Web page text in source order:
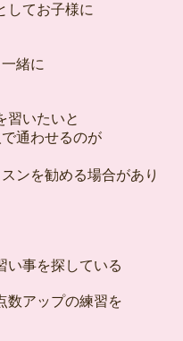
してお子様に
緒に
習いたいと
通わせるのが
ンを勧める場合があり
い事を探している
数アップの練習を